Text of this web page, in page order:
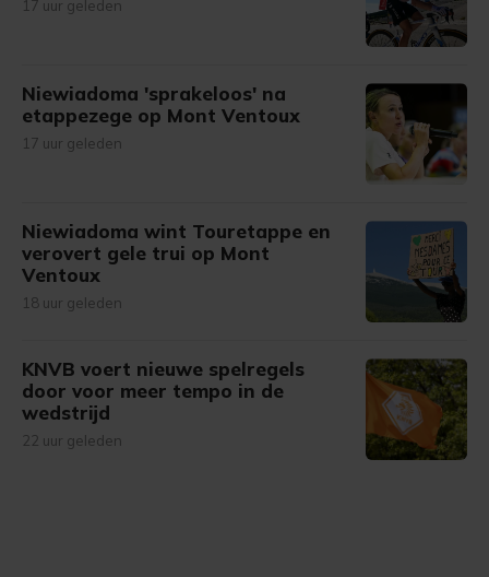
17 uur geleden
Niewiadoma 'sprakeloos' na
etappezege op Mont Ventoux
17 uur geleden
Niewiadoma wint Touretappe en
verovert gele trui op Mont
Ventoux
18 uur geleden
KNVB voert nieuwe spelregels
door voor meer tempo in de
wedstrijd
22 uur geleden